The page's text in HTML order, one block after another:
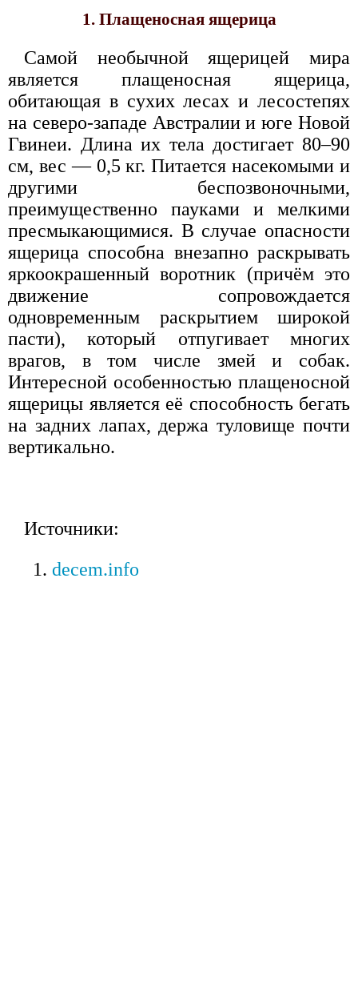
1. Плащеносная ящерица
Самой необычной ящерицей мира
является плащеносная ящерица,
обитающая в сухих лесах и лесостепях
на северо-западе Австралии и юге Новой
Гвинеи. Длина их тела достигает 80–90
см, вес — 0,5 кг. Питается насекомыми и
другими беспозвоночными,
преимущественно пауками и мелкими
пресмыкающимися. В случае опасности
ящерица способна внезапно раскрывать
яркоокрашенный воротник (причём это
движение сопровождается
одновременным раскрытием широкой
пасти), который отпугивает многих
врагов, в том числе змей и собак.
Интересной особенностью плащеносной
ящерицы является её способность бегать
на задних лапах, держа туловище почти
вертикально.
Источники:
decem.info